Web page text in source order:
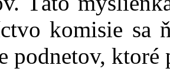
komisie sa
podnetov,